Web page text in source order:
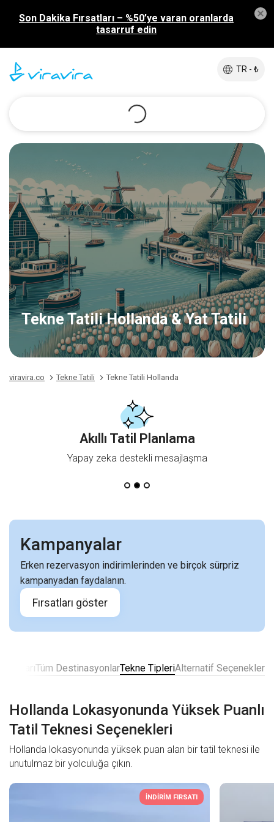
Son Dakika Fırsatları – %50’ye varan oranlarda
tasarruf edin
TR - ₺
Tekne Tatili Hollanda & Yat Tatili
viravira.co Tekne Tatili Tekne Tatili Hollanda
Akıllı Tatil Planlama
Yapay zeka destekli mesajlaşma
Kampanyalar
Erken rezervasyon indirimlerinden ve birçok sürpriz
kampanyadan faydalanın.
Fırsatları göster
Tüm DestinasyonlarTekne TipleriAlternatif Seçenekler
Hollanda Lokasyonunda Yüksek Puanlı
Tatil Teknesi Seçenekleri
Hollanda lokasyonunda yüksek puan alan bir tatil teknesi ile
unutulmaz bir yolculuğa çıkın.
İNDİRİM FIRSATI